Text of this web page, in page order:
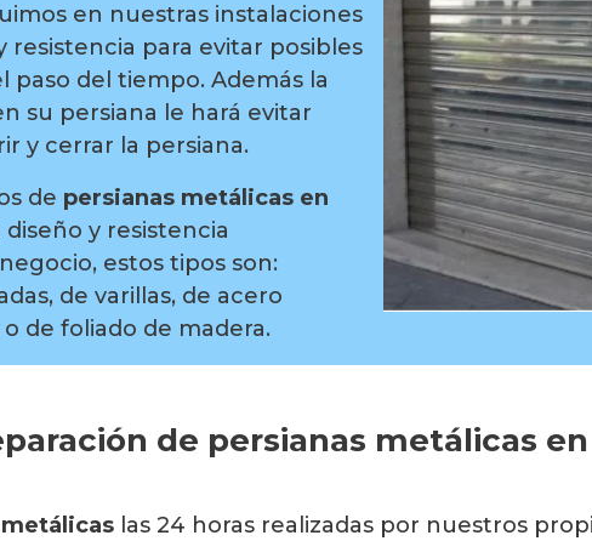
en nuestras instalaciones
resistencia para evitar posibles
paso del tiempo. Además la
su persiana le hará evitar
y cerrar la persiana.
de persianas metálicas en
y resistencia
estos tipos son:
de varillas, de acero
de foliado de madera.
de persianas metálicas
las 24 horas realizadas por nuestros